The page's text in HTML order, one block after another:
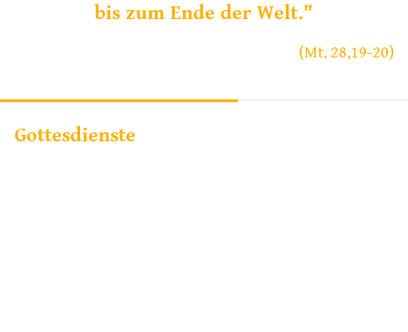
bis zum Ende der Welt."
(Mt. 28,19-20)
Gottesdienste